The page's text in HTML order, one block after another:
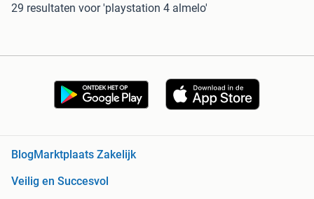
29 resultaten voor 'playstation 4 almelo'
BlogMarktplaats Zakelijk
Veilig en Succesvol